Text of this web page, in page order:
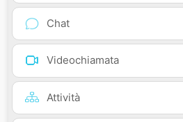
Chat
Videochiamata
Attività